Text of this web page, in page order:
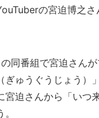
の宮迫博之
同番組で宮迫さんが
ぎゅうぐうじょう）
宮迫さんから「いつ